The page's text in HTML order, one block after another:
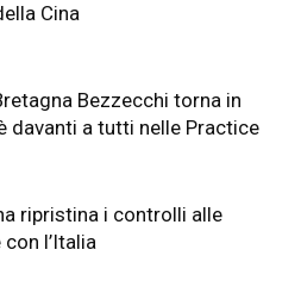
Cina
Bezzecchi torna in
davanti a tutti nelle Practice
ripristina i controlli alle
l’Italia